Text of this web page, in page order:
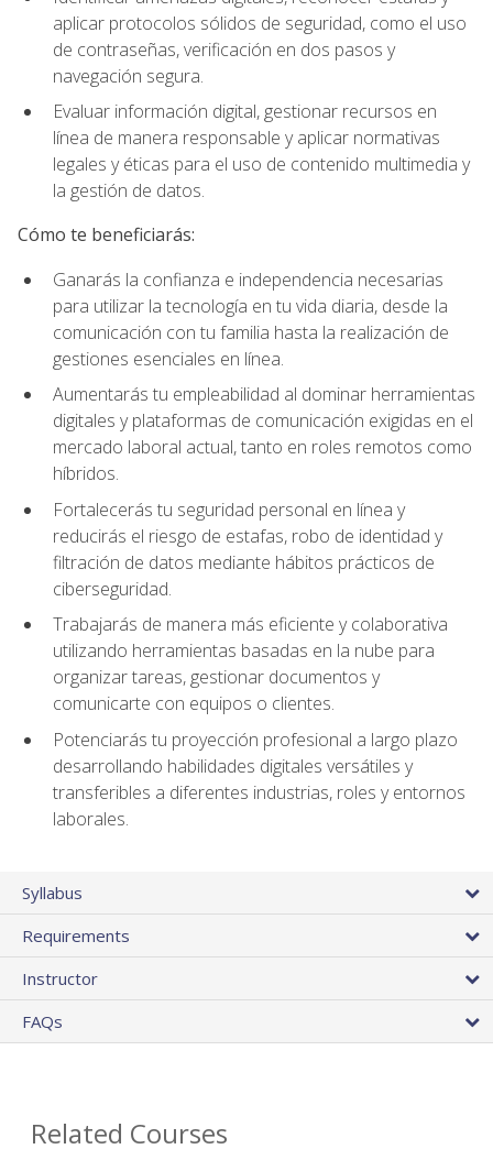
aplicar protocolos sólidos de seguridad, como el uso
de contraseñas, verificación en dos pasos y
navegación segura.
Evaluar información digital, gestionar recursos en
línea de manera responsable y aplicar normativas
legales y éticas para el uso de contenido multimedia y
la gestión de datos.
Cómo te beneficiarás:
Ganarás la confianza e independencia necesarias
para utilizar la tecnología en tu vida diaria, desde la
comunicación con tu familia hasta la realización de
gestiones esenciales en línea.
Aumentarás tu empleabilidad al dominar herramientas
digitales y plataformas de comunicación exigidas en el
mercado laboral actual, tanto en roles remotos como
híbridos.
Fortalecerás tu seguridad personal en línea y
reducirás el riesgo de estafas, robo de identidad y
filtración de datos mediante hábitos prácticos de
ciberseguridad.
Trabajarás de manera más eficiente y colaborativa
utilizando herramientas basadas en la nube para
organizar tareas, gestionar documentos y
comunicarte con equipos o clientes.
Potenciarás tu proyección profesional a largo plazo
desarrollando habilidades digitales versátiles y
transferibles a diferentes industrias, roles y entornos
laborales.
Syllabus
Requirements
Instructor
FAQs
Related Courses